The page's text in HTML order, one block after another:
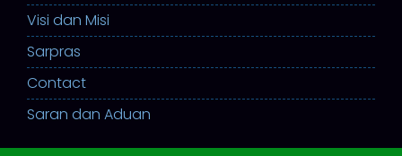
Visi dan Misi
Sarpras
Contact
Saran dan Aduan